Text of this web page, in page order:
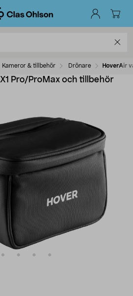
Kameror & tillbehör Drönare HoverAir
Pro/ProMax och tillbehör